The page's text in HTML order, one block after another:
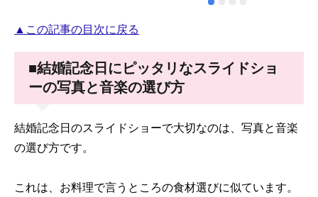
オカビデオさんにお願いして本当
いました。
▲この記事の目次に戻る
■結婚記念日にピッタリなスライドショ
ーの写真と音楽の選び方
結婚記念日のスライドショーで大切なのは、写真と音楽
の選び方です。
これは、お料理で言うところの食材選びに似ています。